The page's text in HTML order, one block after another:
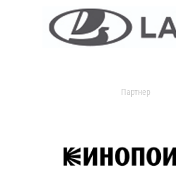
Партнер